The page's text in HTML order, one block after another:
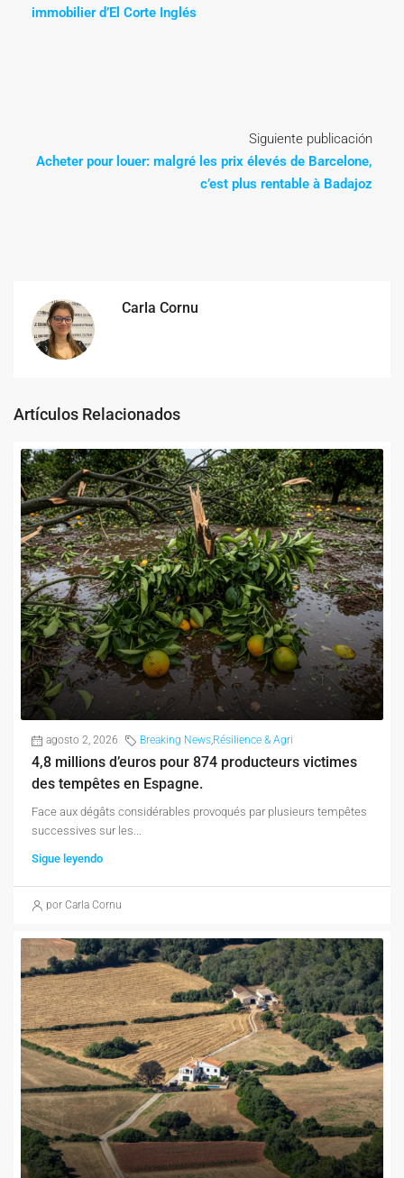
immobilier d’El Corte Inglés
Siguiente publicación
Acheter pour louer: malgré les prix élevés de Barcelone,
c’est plus rentable à Badajoz
Carla Cornu
Artículos Relacionados
agosto 2, 2026 Breaking News,Résilience & Agri
4,8 millions d’euros pour 874 producteurs victimes
des tempêtes en Espagne.
Face aux dégâts considérables provoqués par plusieurs tempêtes
successives sur les...
Sigue leyendo
por Carla Cornu